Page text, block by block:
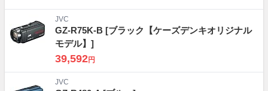
JVC
GZ-R75K-B [ブラック【ケーズデンキオリジナル
モデル】]
39,592円
JVC